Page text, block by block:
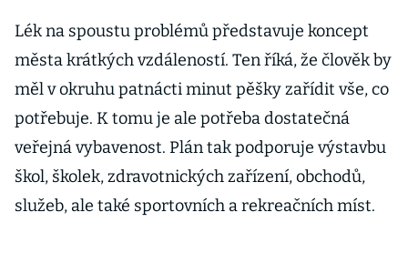
Lék na spoustu problémů představuje koncept
města krátkých vzdáleností. Ten říká, že člověk by
měl v okruhu patnácti minut pěšky zařídit vše, co
potřebuje. K tomu je ale potřeba dostatečná
veřejná vybavenost. Plán tak podporuje výstavbu
škol, školek, zdravotnických zařízení, obchodů,
služeb, ale také sportovních a rekreačních míst.